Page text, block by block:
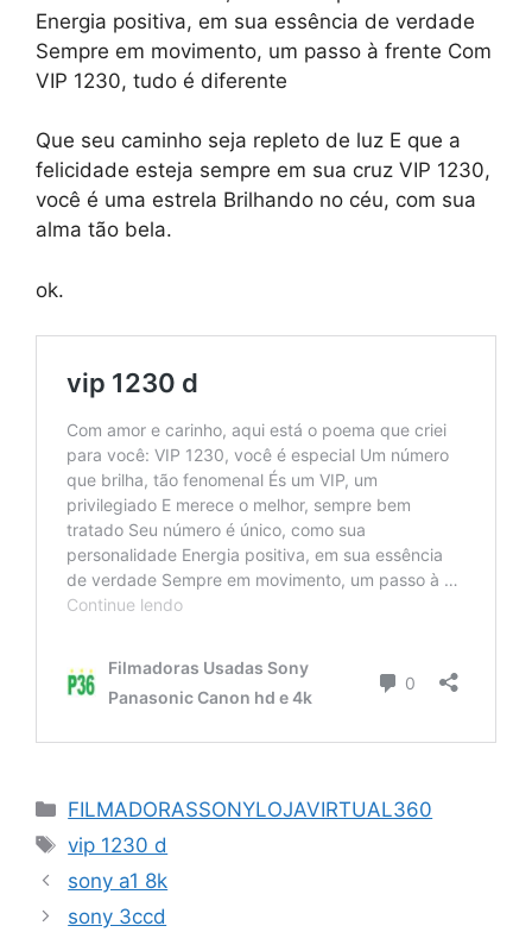
Energia positiva, em sua essência de verdade
Sempre em movimento, um passo à frente Com
VIP 1230, tudo é diferente
Que seu caminho seja repleto de luz E que a
felicidade esteja sempre em sua cruz VIP 1230,
você é uma estrela Brilhando no céu, com sua
alma tão bela.
ok.
Categorias
FILMADORASSONYLOJAVIRTUAL360
Tags
vip 1230 d
sony a1 8k
sony 3ccd